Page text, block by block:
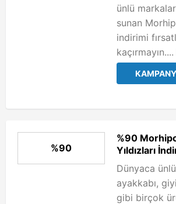
ünlü
sunan
indirimi
kaçırmayın....
%90
%90
Yıldızları
Dünyaca
ayakkabı,
gibi birçok